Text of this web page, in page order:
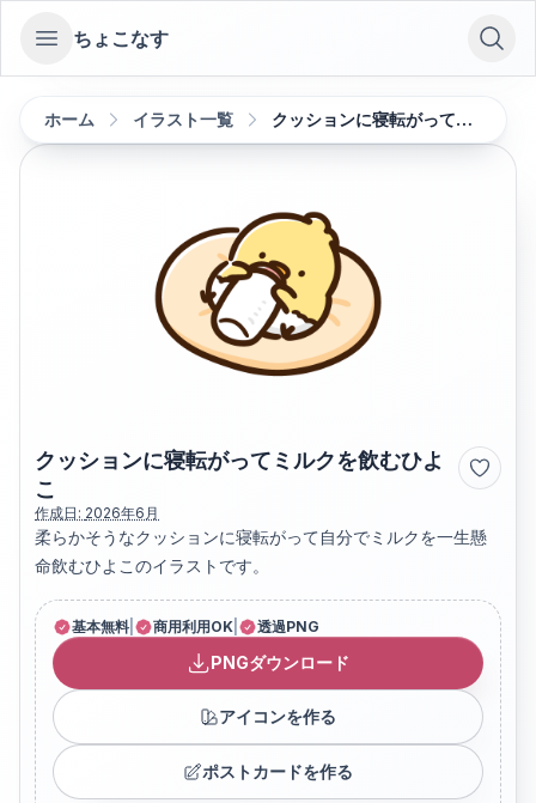
Open sidebar
ちょこなす
ホーム イラスト一覧 クッションに寝転がってミルクを飲むひよこ
クッションに寝転がってミルクを飲むひよ
こ
作成日: 2026年6月
柔らかそうなクッションに寝転がって自分でミルクを一生懸
命飲むひよこのイラストです。
基本無料 商用利用OK 透過PNG
PNGダウンロード
アイコンを作る
ポストカードを作る